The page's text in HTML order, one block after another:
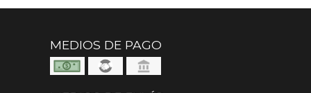
MEDIOS DE PAGO